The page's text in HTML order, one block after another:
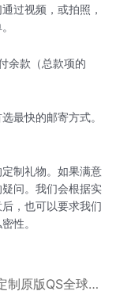
过视频，或拍照，
余款（总款项的
最快的邮寄方式。
制礼物。如果满意
问。我们会根据实
，也可以要求我们
性。
麦考瑞大学成绩单办理，1:1定制原版QS全球前1%大学